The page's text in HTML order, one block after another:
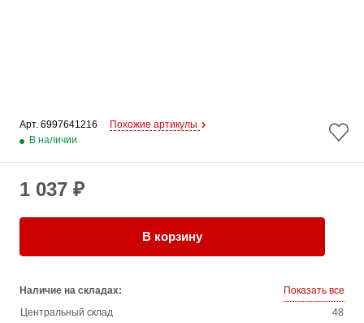
Арт. 6997641216
Похожие артикулы
В наличии
1 037 ₽
В корзину
Наличие на складах:
Показать все
Центральный склад
48